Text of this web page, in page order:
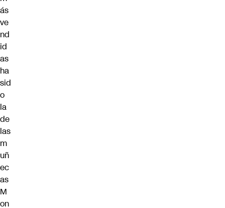
ás
ve
nd
id
as
ha
sid
o
la
de
las
m
uñ
ec
as
M
on